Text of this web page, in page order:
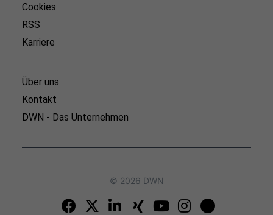
Cookies
RSS
Karriere
Über uns
Kontakt
DWN - Das Unternehmen
© 2026 DWN